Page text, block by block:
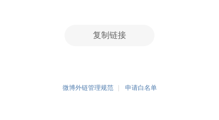
复制链接
微博外链管理规范 申请白名单